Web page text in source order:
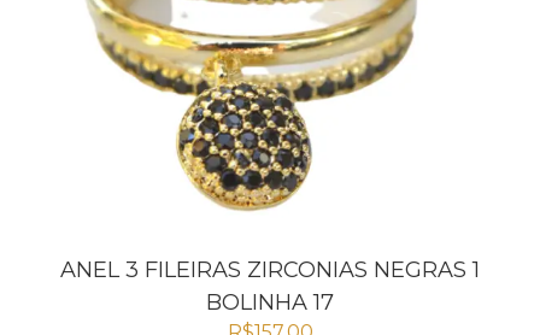
ANEL 3 FILEIRAS ZIRCONIAS NEGRAS 1
BOLINHA 17